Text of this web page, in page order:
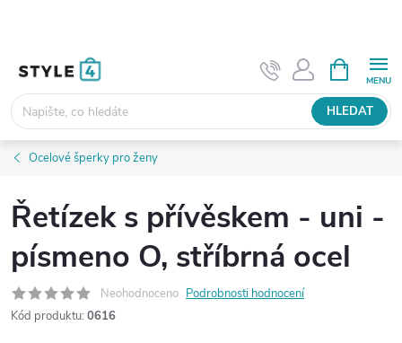
HLEDAT
NÁKUPNÍ
KOŠÍK
Ocelové šperky pro ženy
Řetízek s přívěskem - uni -
písmeno O, stříbrná ocel
Neohodnoceno Podrobnosti hodnocení
Kód produktu: 0616